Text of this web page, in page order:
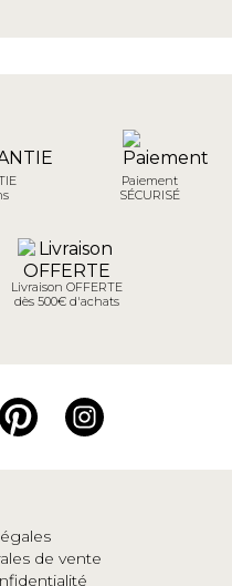
Paiement
SÉCURISÉ
Livraison OFFERTE
dès 500€ d'achats
de vente